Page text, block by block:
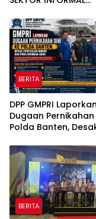
DILUNCURKAN,
PERKUAT
4.000 PEMULUNG
GEBANG
BERITA
DPP GMPRI Laporkan
Dugaan Pernikahan
Polda Banten,
Perlindungan Anak
BERITA